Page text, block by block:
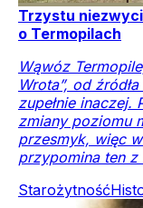
Trzystu
o Termopilach
Wąwóz
Wrota”, od
zupełnie inaczej.
zmiany poziomu
przesmyk, więc
przypomina ten
Starożytność